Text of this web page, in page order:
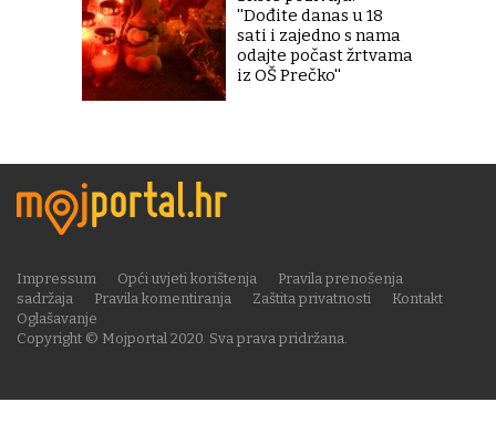
''Dođite danas u 18
sati i zajedno s nama
odajte počast žrtvama
iz OŠ Prečko''
Copyright © Mojportal 2020. Sva prava pridržana.
Impressum Opći uvjeti korištenja
Pravila prenošenja
sadržaja
Pravila komentiranja Zaštita privatnosti
Kontakt
Oglašavanje